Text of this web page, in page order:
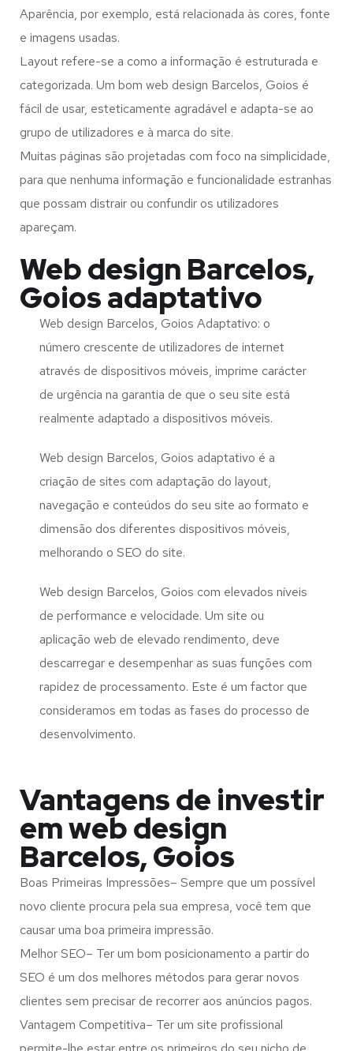
Aparência, por exemplo, está relacionada às cores, fonte
e imagens usadas.
Layout refere-se a como a informação é estruturada e
categorizada. Um bom web design Barcelos, Goios é
fácil de usar, esteticamente agradável e adapta-se ao
grupo de utilizadores e à marca do site.
Muitas páginas são projetadas com foco na simplicidade,
para que nenhuma informação e funcionalidade estranhas
que possam distrair ou confundir os utilizadores
apareçam.
Web design Barcelos,
Goios adaptativo
Web design Barcelos, Goios Adaptativo: o
número crescente de utilizadores de internet
através de dispositivos móveis, imprime carácter
de urgência na garantia de que o seu site está
realmente adaptado a dispositivos móveis.
Web design Barcelos, Goios adaptativo é a
criação de sites com adaptação do layout,
navegação e conteúdos do seu site ao formato e
dimensão dos diferentes dispositivos móveis,
melhorando o SEO do site.
Web design Barcelos, Goios com elevados níveis
de performance e velocidade. Um site ou
aplicação web de elevado rendimento, deve
descarregar e desempenhar as suas funções com
rapidez de processamento. Este é um factor que
consideramos em todas as fases do processo de
desenvolvimento.
Vantagens de investir
em web design
Barcelos, Goios
Boas Primeiras Impressões– Sempre que um possível
novo cliente procura pela sua empresa, você tem que
causar uma boa primeira impressão.
Melhor SEO– Ter um bom posicionamento a partir do
SEO é um dos melhores métodos para gerar novos
clientes sem precisar de recorrer aos anúncios pagos.
Vantagem Competitiva– Ter um site profissional